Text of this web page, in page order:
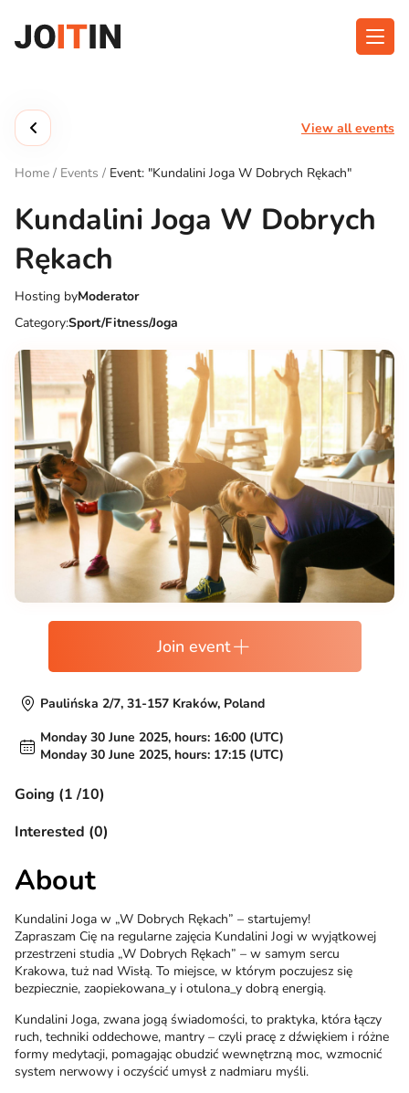
content
View all events
Home / Events / Event: "Kundalini Joga W Dobrych Rękach"
Kundalini Joga W Dobrych
Rękach
Hosting byModerator
Category:Sport/Fitness/Joga
Join event
Paulińska 2/7, 31-157 Kraków, Poland
Monday 30 June 2025, hours: 16:00 (UTC)
Monday 30 June 2025, hours: 17:15 (UTC)
Going (1 /10)
Interested (0)
About
Kundalini Joga w „W Dobrych Rękach” – startujemy!
Zapraszam Cię na regularne zajęcia Kundalini Jogi w wyjątkowej
przestrzeni studia „W Dobrych Rękach” – w samym sercu
Krakowa, tuż nad Wisłą. To miejsce, w którym poczujesz się
bezpiecznie, zaopiekowana_y i otulona_y dobrą energią.
Kundalini Joga, zwana jogą świadomości, to praktyka, która łączy
ruch, techniki oddechowe, mantry – czyli pracę z dźwiękiem i różne
formy medytacji, pomagając obudzić wewnętrzną moc, wzmocnić
system nerwowy i oczyścić umysł z nadmiaru myśli.